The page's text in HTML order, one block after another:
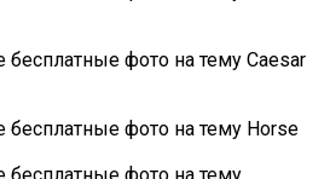
бесплатные фото на тему Caesar
бесплатные фото на тему Horse